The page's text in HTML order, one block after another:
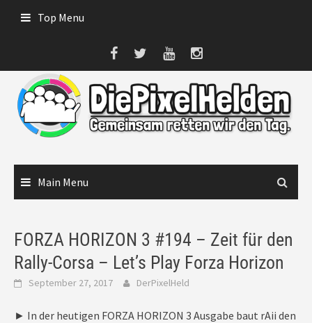
Top Menu
Main Menu
FORZA HORIZON 3 #194 – Zeit für den
Rally-Corsa – Let’s Play Forza Horizon
September 27, 2017 DerPixelHeld
► In der heutigen FORZA HORIZON 3 Ausgabe baut rAii den